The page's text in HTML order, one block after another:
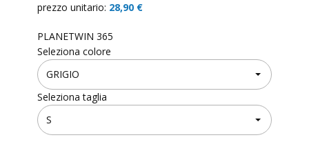
prezzo unitario: 28,90 €
PLANETWIN 365
Seleziona colore
Seleziona taglia